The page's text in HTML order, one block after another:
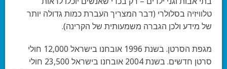
טלוויזיה בסלולרי (דבר המצריך העברת כמות גדולה יותר
של מידע ולכן הגברה משמעותית של הקרינה).
מגפת הסרטן.
בשנת 1996 אובחנו בישראל 12,000 חולי
סרטן חדשים. בשנת 2004 אובחנו בישראל 23,500 חולי